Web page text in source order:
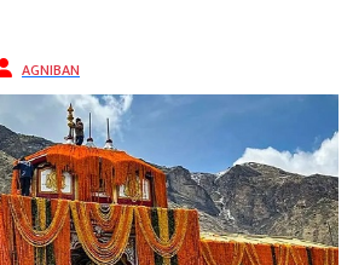
AGNIBAN